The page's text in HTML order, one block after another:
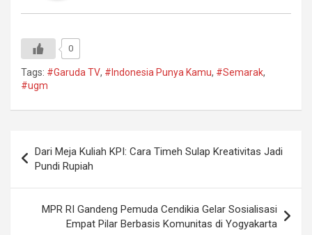
0
Tags: #Garuda TV, #Indonesia Punya Kamu, #Semarak,
#ugm
pos
Dari Meja Kuliah KPI: Cara Timeh Sulap Kreativitas Jadi
Pundi Rupiah
MPR RI Gandeng Pemuda Cendikia Gelar Sosialisasi
Empat Pilar Berbasis Komunitas di Yogyakarta